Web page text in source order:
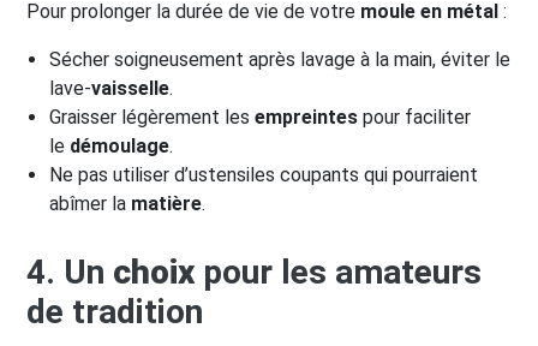
Pour prolonger la durée de vie de votre moule en métal :
Sécher soigneusement après lavage à la main, éviter le
lave-vaisselle.
Graisser légèrement lesempreintes pour faciliter
le démoulage.
Ne pas utiliser d’ustensiles coupants qui pourraient
abîmer la matière.
4. Un choixpour les amateurs
de tradition